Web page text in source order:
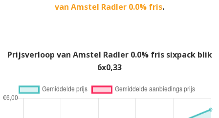
van Amstel Radler 0.0% fris.
Prijsverloop van Amstel Radler 0.0% fris sixpack blik
6x0,33